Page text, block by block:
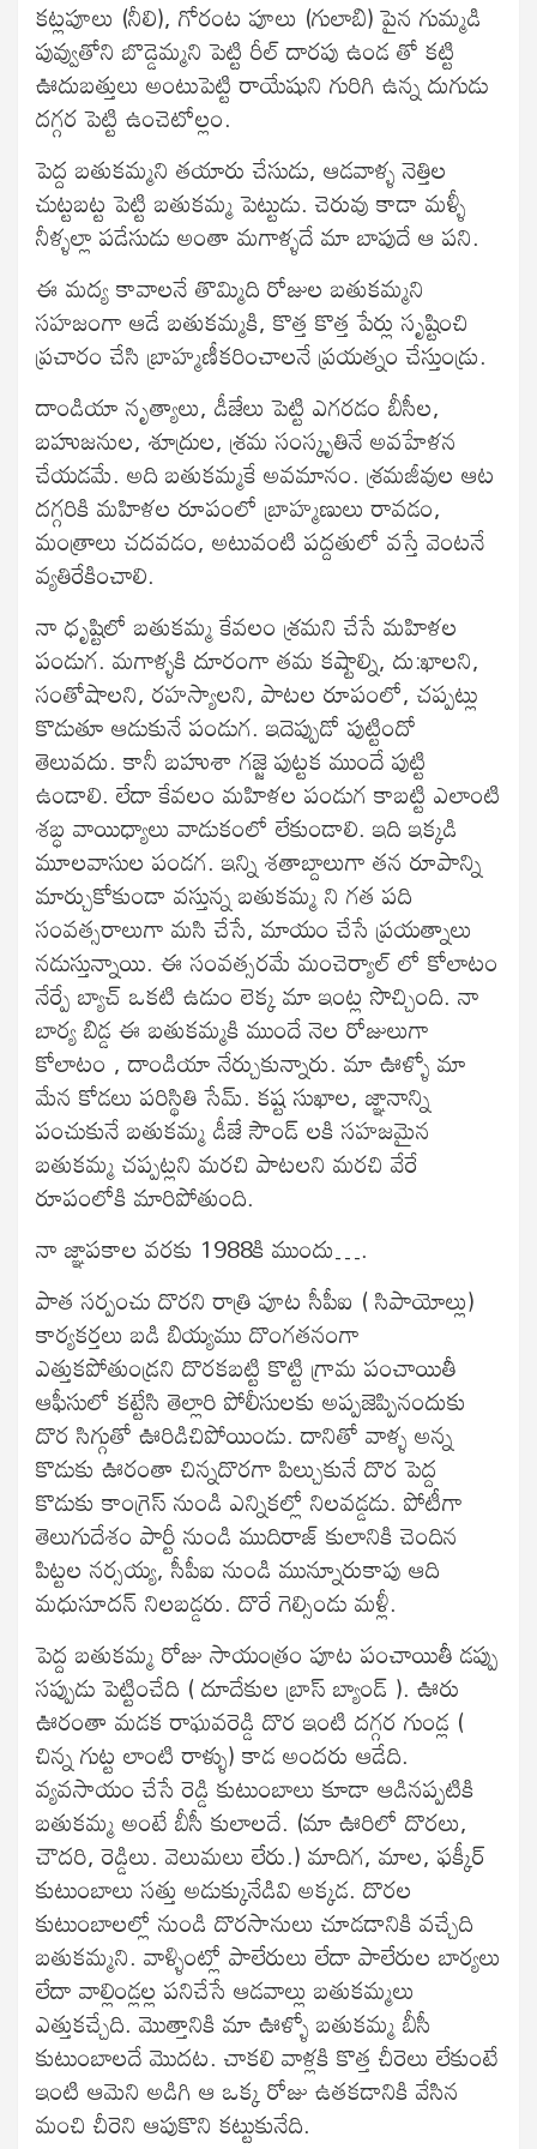
కట్లపూలు (నీలి), గోరంట పూలు (గులాబి) పైన గుమ్మడి
పువ్వుతోని బొడ్డెమ్మని పెట్టి రీల్ దారపు ఉండ తో కట్టి
ఊదుబత్తులు అంటుపెట్టి రాయేషుని గురిగి ఉన్న దుగుడు
దగ్గర పెట్టి ఉంచెటోల్లం.
పెద్ద బతుకమ్మని తయారు చేసుడు, ఆడవాళ్ళ నెత్తిల
చుట్టబట్ట పెట్టి బతుకమ్మ పెట్టుడు. చెరువు కాడా మళ్ళీ
నీళ్ళల్లా పడేసుడు అంతా మగాళ్ళదే మా బాపుదే ఆ పని.
ఈ మద్య కావాలనే తొమ్మిది రోజుల బతుకమ్మని
సహజంగా ఆడే బతుకమ్మకి, కొత్త కొత్త పేర్లు సృష్టించి
ప్రచారం చేసి బ్రాహ్మణీకరించాలనే ప్రయత్నం చేస్తుండ్రు.
దాండియా నృత్యాలు, డీజేలు పెట్టి ఎగరడం బీసీల,
బహుజనుల, శూద్రుల, శ్రమ సంస్కృతినే అవహేళన
చేయడమే. అది బతుకమ్మకే అవమానం. శ్రమజీవుల ఆట
దగ్గరికి మహిళల రూపంలో బ్రాహ్మణులు రావడం,
మంత్రాలు చదవడం, అటువంటి పద్దతులో వస్తే వెంటనే
వ్యతిరేకించాలి.
నా ధృష్టిలో బతుకమ్మ కేవలం శ్రమని చేసే మహిళల
పండుగ. మగాళ్ళకి దూరంగా తమ కష్టాల్ని, దు:ఖాలని,
సంతోషాలని, రహస్యాలని, పాటల రూపంలో, చప్పట్లు
కొడుతూ ఆడుకునే పండుగ. ఇదెప్పుడో పుట్టిందో
తెలువదు. కానీ బహుశా గజ్జె పుట్టక ముందే పుట్టి
ఉండాలి. లేదా కేవలం మహిళల పండుగ కాబట్టి ఎలాంటి
శబ్ధ వాయిధ్యాలు వాడుకంలో లేకుండాలి. ఇది ఇక్కడి
మూలవాసుల పండగ. ఇన్ని శతాబ్దాలుగా తన రూపాన్ని
మార్చుకోకుండా వస్తున్న బతుకమ్మ ని గత పది
సంవత్సరాలుగా మసి చేసే, మాయం చేసే ప్రయత్నాలు
నడుస్తున్నాయి. ఈ సంవత్సరమే మంచెర్యాల్ లో కోలాటం
నేర్పే బ్యాచ్ ఒకటి ఉడుం లెక్క మా ఇంట్ల సొచ్చింది. నా
బార్య బిడ్డ ఈ బతుకమ్మకి ముందే నెల రోజులుగా
కోలాటం , దాండియా నేర్చుకున్నారు. మా ఊళ్ళో మా
మేన కోడలు పరిస్థితి సేమ్. కష్ట సుఖాల, జ్ఞానాన్ని
పంచుకునే బతుకమ్మ డీజే సౌండ్ లకి సహజమైన
బతుకమ్మ చప్పట్లని మరచి పాటలని మరచి వేరే
రూపంలోకి మారిపోతుంది.
నా జ్ఞాపకాల వరకు 1988కి ముందు….
పాత సర్పంచు దొరని రాత్రి పూట సీపీఐ ( సిపాయోల్లు)
కార్యకర్తలు బడి బియ్యము దొంగతనంగా
ఎత్తుకపోతుండ్రని దొరకబట్టి కొట్టి గ్రామ పంచాయితీ
ఆఫీసులో కట్టేసి తెల్లారి పోలీసులకు అప్పజెప్పినందుకు
దొర సిగ్గుతో ఊరిడిచిపోయిండు. దానితో వాళ్ళ అన్న
కొడుకు ఊరంతా చిన్నదొరగా పిల్చుకునే దొర పెద్ద
కొడుకు కాంగ్రెస్ నుండి ఎన్నికల్లో నిలవడ్డడు. పోటీగా
తెలుగుదేశం పార్టీ నుండి ముదిరాజ్ కులానికి చెందిన
పిట్టల నర్సయ్య, సీపీఐ నుండి మున్నూరుకాపు ఆది
మధుసూదన్ నిలబడ్డరు. దొరే గెల్సిండు మళ్లీ.
పెద్ద బతుకమ్మ రోజు సాయంత్రం పూట పంచాయితీ డప్పు
సప్పుడు పెట్టించేది ( దూదేకుల బ్రాస్ బ్యాండ్ ). ఊరు
ఊరంతా మడక రాఘవరెడ్డి దొర ఇంటి దగ్గర గుండ్ల (
చిన్న గుట్ట లాంటి రాళ్ళు) కాడ అందరు ఆడేది.
వ్యవసాయం చేసే రెడ్డి కుటుంబాలు కూడా ఆడినప్పటికి
బతుకమ్మ అంటే బీసీ కులాలదే. (మా ఊరిలో దొరలు,
చౌదరి, రెడ్డిలు. వెలుమలు లేరు.) మాదిగ, మాల, ఫక్కీర్
కుటుంబాలు సత్తు అడుక్కునేడివి అక్కడ. దొరల
కుటుంబాలల్లో నుండి దొరసానులు చూడడానికి వచ్చేది
బతుకమ్మని. వాళ్ళింట్లో పాలేరులు లేదా పాలేరుల బార్యలు
లేదా వాల్లిండ్లల్ల పనిచేసే ఆడవాల్లు బతుకమ్మలు
ఎత్తుకచ్చేది. మొత్తానికి మా ఊళ్ళో బతుకమ్మ బీసీ
కుటుంబాలదే మొదట. చాకలి వాళ్లకి కొత్త చీరెలు లేకుంటే
ఇంటి ఆమెని అడిగి ఆ ఒక్క రోజు ఉతకడానికి వేసిన
మంచి చీరెని ఆపుకొని కట్టుకునేది.